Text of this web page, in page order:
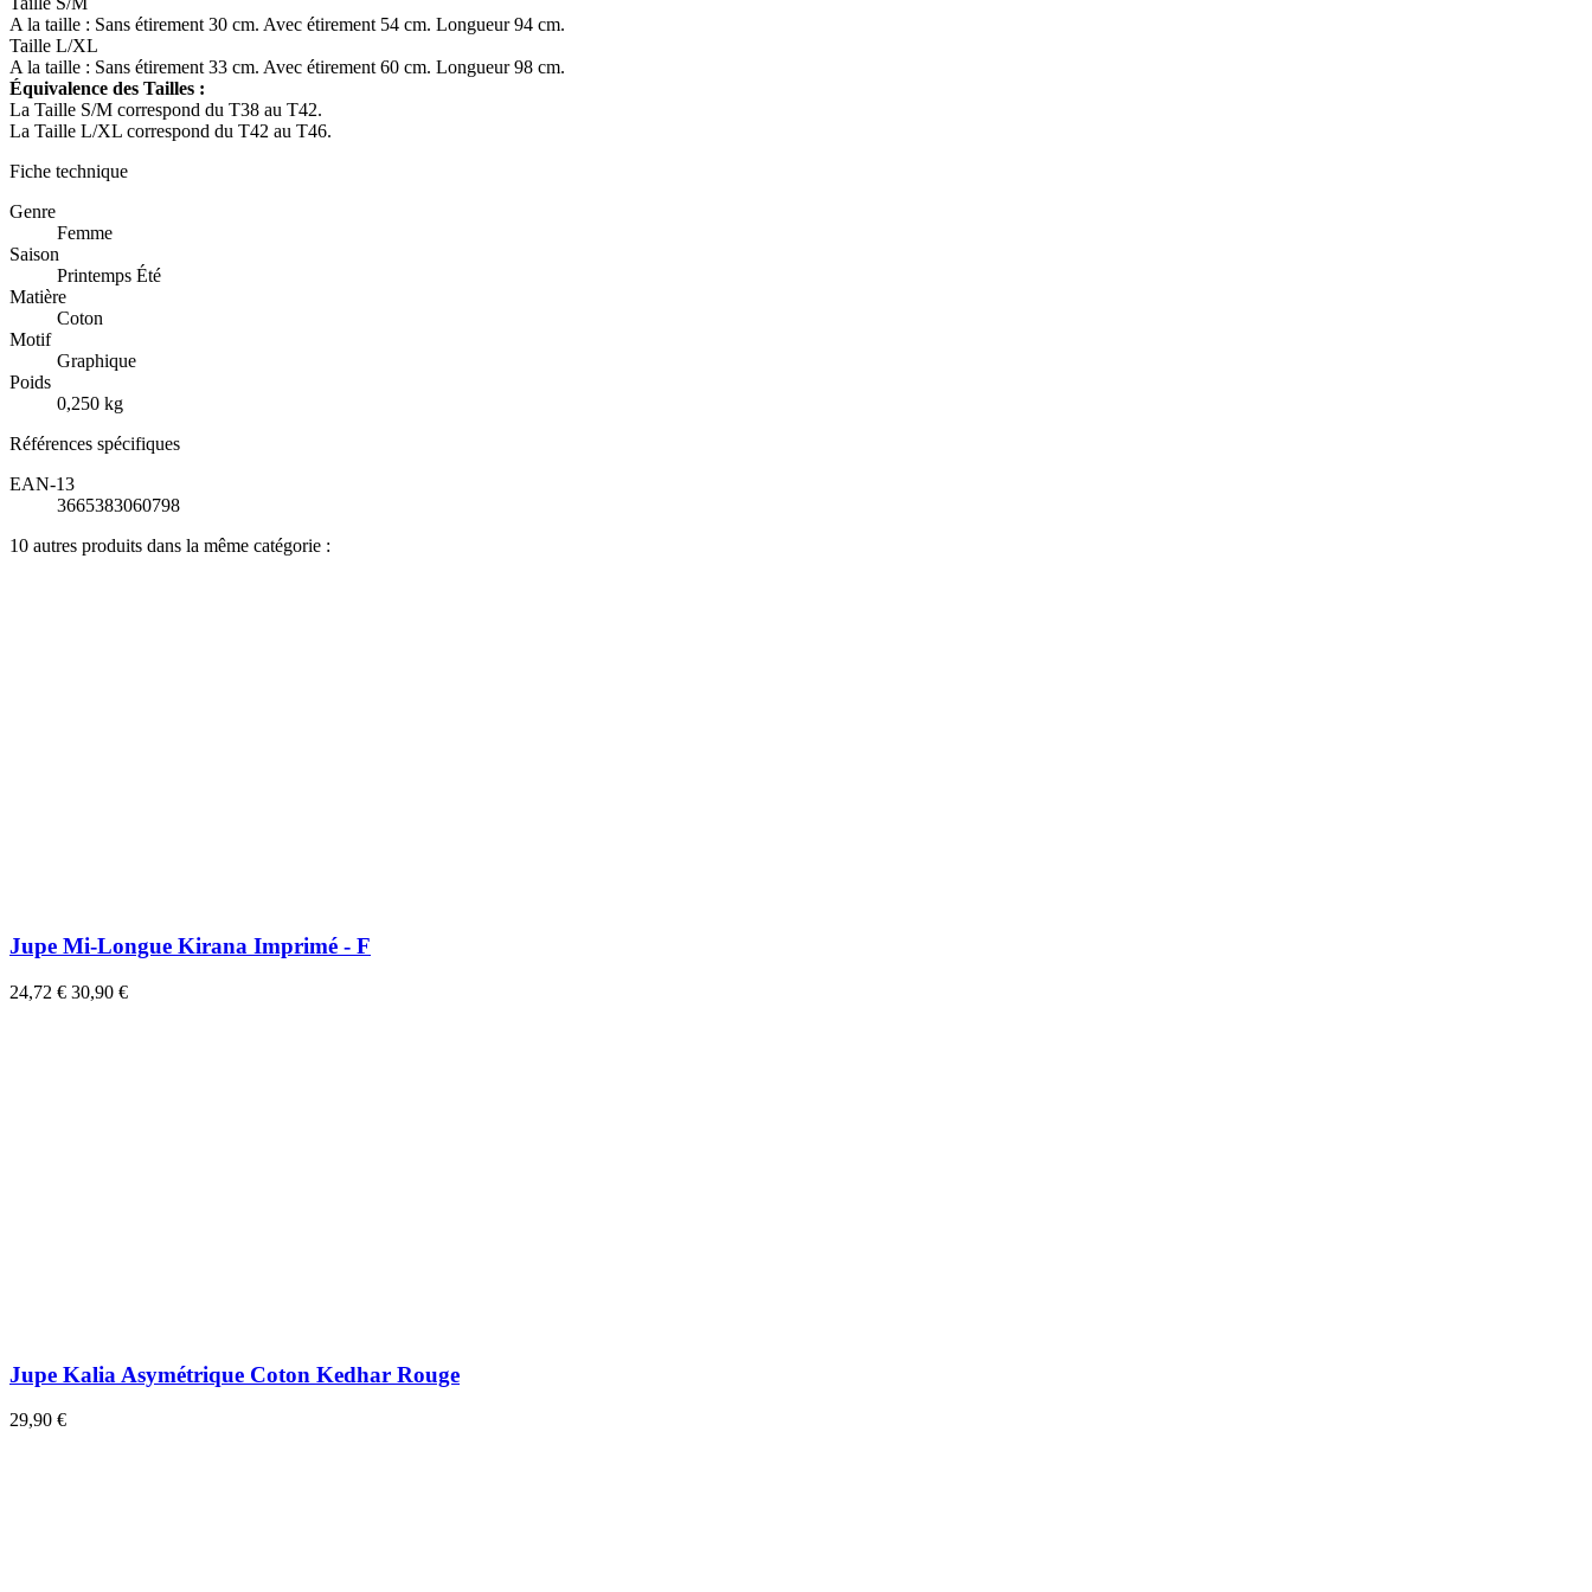
A la taille : Sans étirement 30 cm. Avec étirement 54 cm. Longueur 94 cm.
Taille L/XL
A la taille : Sans étirement 33 cm. Avec étirement 60 cm. Longueur 98 cm.
Équivalence des Tailles :
La Taille S/M correspond du T38 au T42.
La Taille L/XL correspond du T42 au T46.
Fiche technique
Genre
Femme
Saison
Printemps Été
Matière
Coton
Motif
Graphique
Poids
0,250 kg
Références spécifiques
EAN-13
3665383060798
10 autres produits dans la même catégorie :
Jupe Mi-Longue Kirana Imprimé - F
24,72 € 30,90 €
Jupe Kalia Asymétrique Coton Kedhar Rouge
29,90 €